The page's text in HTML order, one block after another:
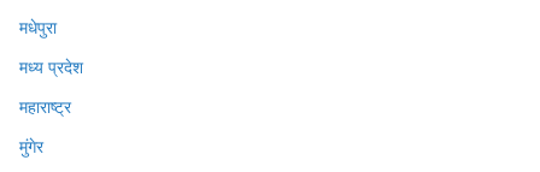
मधेपुरा
मध्य प्रदेश
महाराष्ट्र
मुंगेर